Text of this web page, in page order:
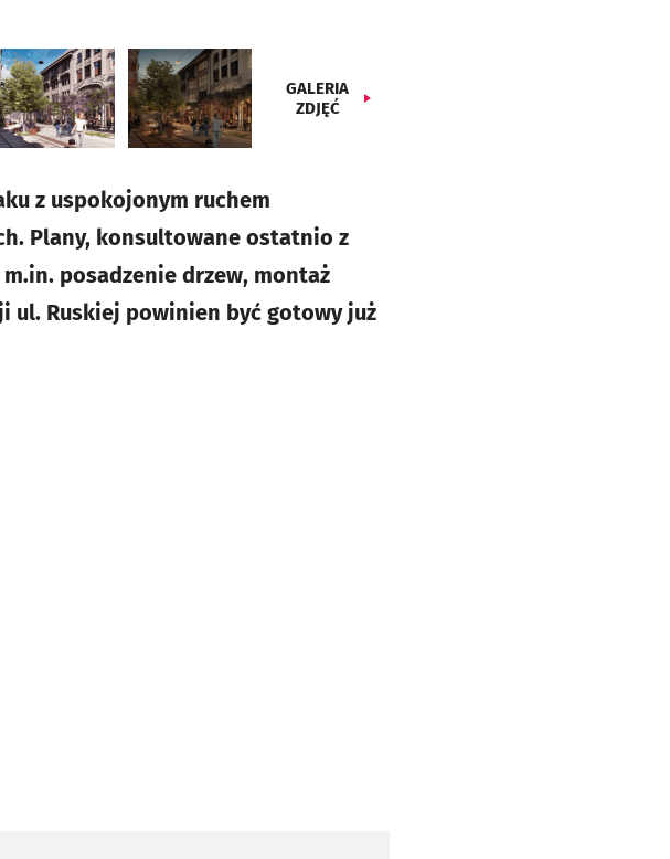
GALERIA
ZDJĘĆ
z uspokojonym ruchem
Plany, konsultowane ostatnio z
posadzenie drzew, montaż
ul. Ruskiej powinien być gotowy już